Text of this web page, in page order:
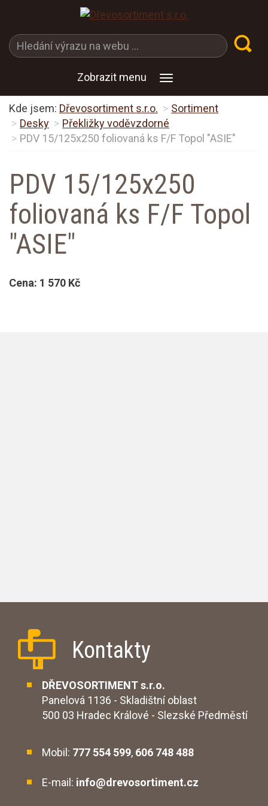
Zobrazit menu
Kde jsem: Dřevosortiment s.r.o.
Sortiment
Desky
Překližky voděvzdorné
PDV 15/125x250 foliovaná ks F/F Topol "ASIE"
PDV 15/125x250
foliovaná ks F/F Topol
"ASIE"
Cena: 1 570 Kč
Kontakty
DŘEVOSORTIMENT s.r.o.
Panelová 1136 - Skladištní oblast
500 03 Hradec Králové - Slezské Předměstí
Mobil: 777 554 599, 606 748 488
E-mail: info@drevosortiment.cz